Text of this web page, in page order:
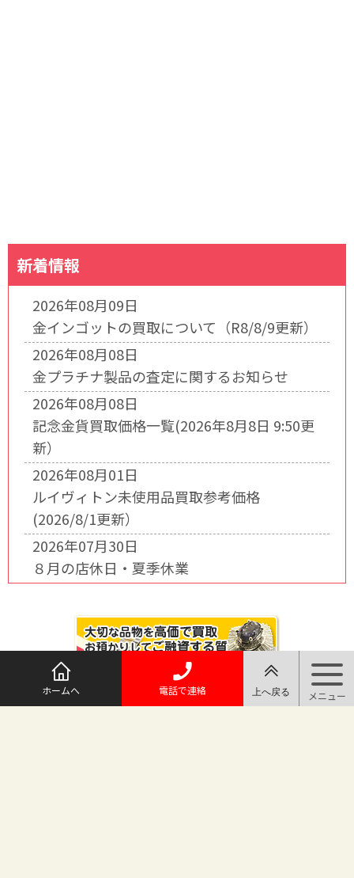
新着情報
2026年08月09日
金インゴットの買取について（R8/8/9更新）
2026年08月08日
金プラチナ製品の査定に関するお知らせ
2026年08月08日
記念金貨買取価格一覧(2026年8月8日 9:50更
新）
2026年08月01日
ルイヴィトン未使用品買取参考価格
(2026/8/1更新）
2026年07月30日
８月の店休日・夏季休業
ホームへ 電話で連絡